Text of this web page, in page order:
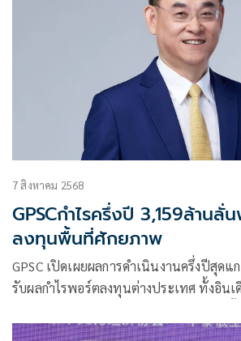
7 สิงหาคม 2568
GPSCกำไรครึ่งปี 3,159ล้านลั่
ลงทุนพื้นที่ศักยภาพ
GPSC เปิดเผยผลการดำเนินงานครึ่งปีสุด
รับผลกำไรพอร์ตลงทุนต่างประเทศ ทั้งอิน
มุ่งเจาะพื้นที่ศักยภาพเติบโตด้านพลังงาน